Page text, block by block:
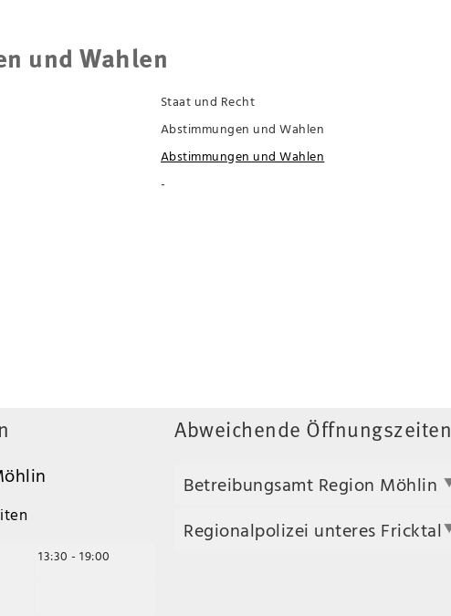
und Wahlen
Staat und Recht
Abstimmungen und Wahlen
Abstimmungen und Wahlen
-
13:30 - 19:00
Abweichende Öffnungszeiten
Betreibungsamt Region Möhlin
Regionalpolizei unteres Fricktal